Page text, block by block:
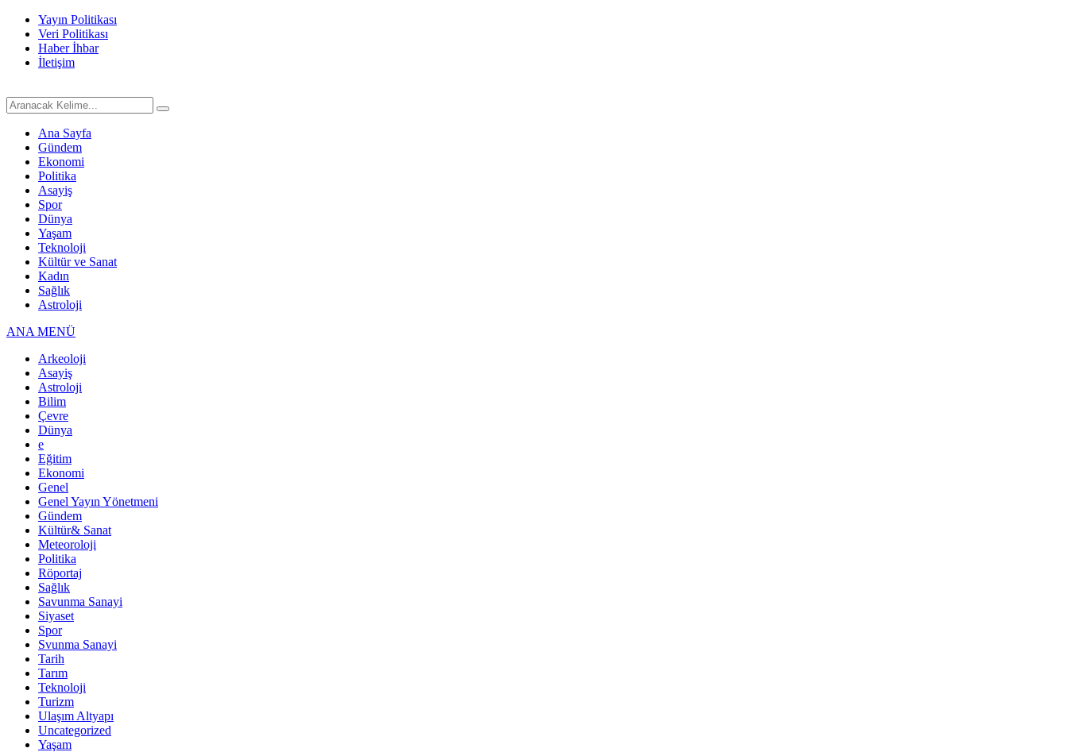
Yayın Politikası
Veri Politikası
Haber İhbar
İletişim
Ana Sayfa
Gündem
Ekonomi
Politika
Asayiş
Spor
Dünya
Yaşam
Teknoloji
Kültür ve Sanat
Kadın
Sağlık
Astroloji
ANA MENÜ
Arkeoloji
Asayiş
Astroloji
Bilim
Çevre
Dünya
e
Eğitim
Ekonomi
Genel
Genel Yayın Yönetmeni
Gündem
Kültür& Sanat
Meteoroloji
Politika
Röportaj
Sağlık
Savunma Sanayi
Siyaset
Spor
Svunma Sanayi
Tarih
Tarım
Teknoloji
Turizm
Ulaşım Altyapı
Uncategorized
Yaşam